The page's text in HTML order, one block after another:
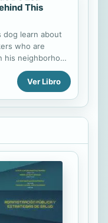
all.
This
dog learn about
who are
his neighborhood
work is
the others.
Ver Libro